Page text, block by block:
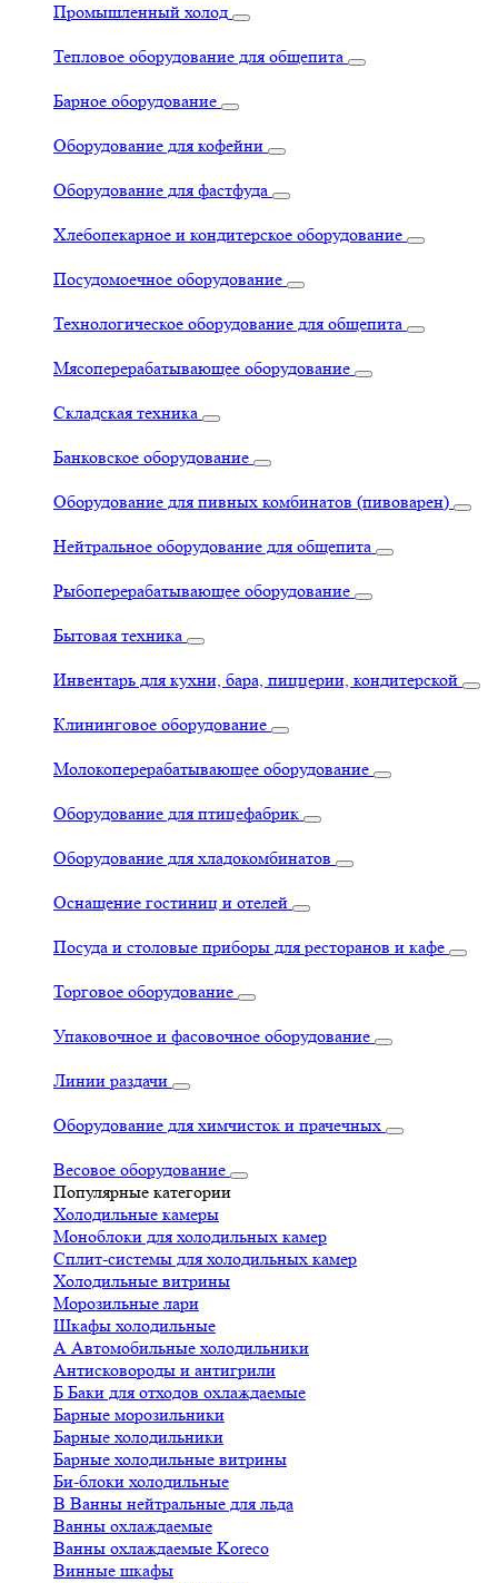
Промышленный холод
Тепловое оборудование для общепита
Барное оборудование
Оборудование для кофейни
Оборудование для фастфуда
Хлебопекарное и кондитерское оборудование
Посудомоечное оборудование
Технологическое оборудование для общепита
Мясоперерабатывающее оборудование
Складская техника
Банковское оборудование
Оборудование для пивных комбинатов (пивоварен)
Нейтральное оборудование для общепита
Рыбоперерабатывающее оборудование
Бытовая техника
Инвентарь для кухни, бара, пиццерии, кондитерской
Клининговое оборудование
Молокоперерабатывающее оборудование
Оборудование для птицефабрик
Оборудование для хладокомбинатов
Оснащение гостиниц и отелей
Посуда и столовые приборы для ресторанов и кафе
Торговое оборудование
Упаковочное и фасовочное оборудование
Линии раздачи
Оборудование для химчисток и прачечных
Весовое оборудование
Популярные категории
Холодильные камеры
Моноблоки для холодильных камер
Сплит-системы для холодильных камер
Холодильные витрины
Морозильные лари
Шкафы холодильные
А Автомобильные холодильники
Антисковороды и антигрили
Б Баки для отходов охлаждаемые
Барные морозильники
Барные холодильники
Барные холодильные витрины
Би-блоки холодильные
В Ванны нейтральные для льда
Ванны охлаждаемые
Ванны охлаждаемые Koreco
Винные шкафы